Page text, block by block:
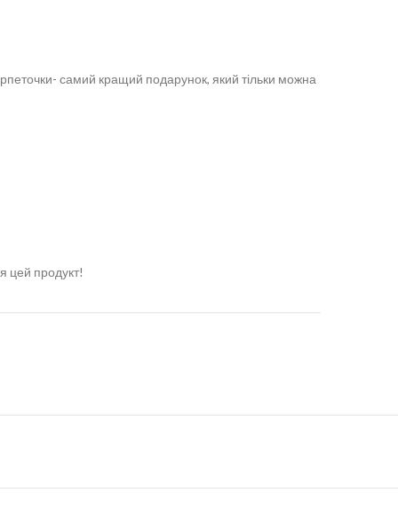
самий кращий подарунок, який тільки можна
цей продукт!